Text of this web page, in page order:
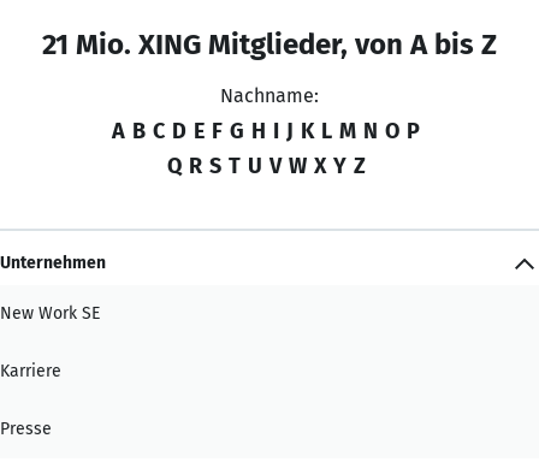
21 Mio. XING Mitglieder, von A bis Z
Nachname:
A B C D E F G H I J K L M N O P
Q R S T U V W X Y Z
Unternehmen
New Work SE
Karriere
Presse